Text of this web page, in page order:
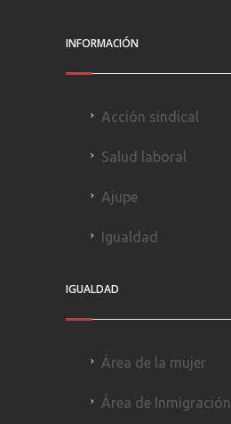
INFORMACIÓN
Acción sindical
Salud laboral
Ajupe
Igualdad
IGUALDAD
Área de la mujer
Área de Inmigración